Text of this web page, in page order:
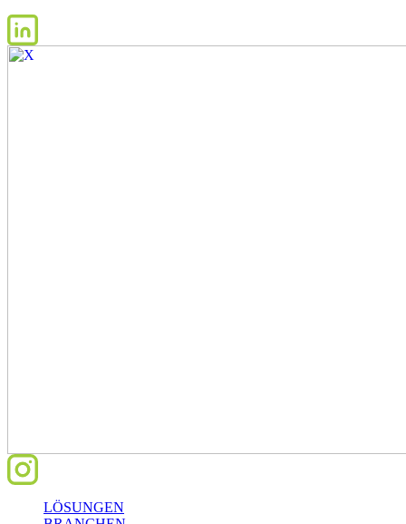
LÖSUNGEN